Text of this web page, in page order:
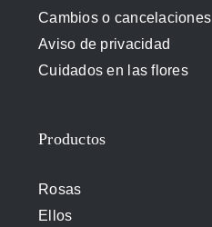
Cambios o cancelaciones
Aviso de privacidad
Cuidados en las flores
Productos
Rosas
Ellos